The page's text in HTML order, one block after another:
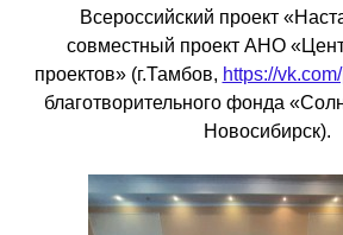
Всероссийский проект
совместный проект АНО
проектов» (г.Тамбов, https://
благотворительного фонда
Новосибирск).